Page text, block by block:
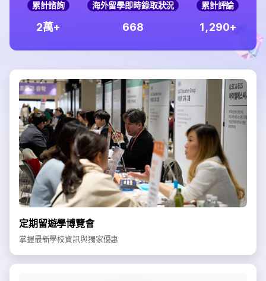
累計諮詢
2萬+
海外留學即時錄取狀況
668
累計評論
1 290+
定期留遊學博覽會
掌握最新學校資訊與獨家優惠